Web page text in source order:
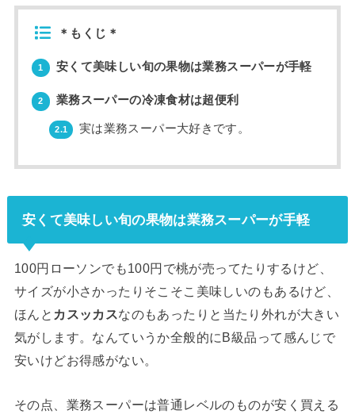
＊もくじ＊
1 安くて美味しい旬の果物は業務スーパーが手軽
2 業務スーパーの冷凍食材は超便利
2.1 実は業務スーパー大好きです。
安くて美味しい旬の果物は業務スーパーが手軽
100円ローソンでも100円で桃が売ってたりするけど、
サイズが小さかったりそこそこ美味しいのもあるけど、
ほんと カスッカスなのもあったりと当たり外れが大きい
気がします。なんていうか全般的にB級品って感んじで
安いけどお得感がない。
その点、業務スーパーは普通レベルのものが安く買える